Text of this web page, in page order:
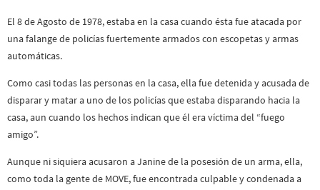
El 8 de Agosto de 1978, estaba en la casa cuando ésta fue atacada por
una falange de policías fuertemente armados con escopetas y armas
automáticas.
Como casi todas las personas en la casa, ella fue detenida y acusada de
disparar y matar a uno de los policías que estaba disparando hacia la
casa, aun cuando los hechos indican que él era víctima del “fuego
amigo”.
Aunque ni siquiera acusaron a Janine de la posesión de un arma, ella,
como toda la gente de MOVE, fue encontrada culpable y condenada a